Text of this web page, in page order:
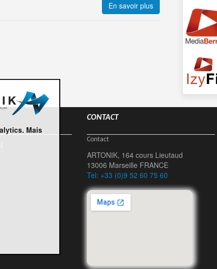
En savoir plus
CONTACT
Contact
ARTONIK, 164 cours Lieutaud
13006 Marseille FRANCE
Tel: +33 (0)9 52 60 75 60
Mais